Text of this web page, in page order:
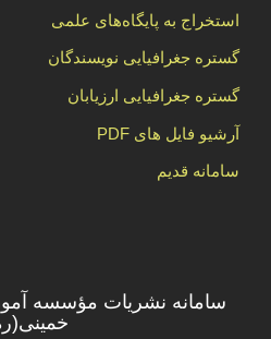
استخراج به پایگاه‌های علمی
گستره جغرافیایی نویسندگان
گستره جغرافیایی ارزیابان
آرشیو فایل های PDF
سامانه قدیم
سامانه نشریات مؤسسه